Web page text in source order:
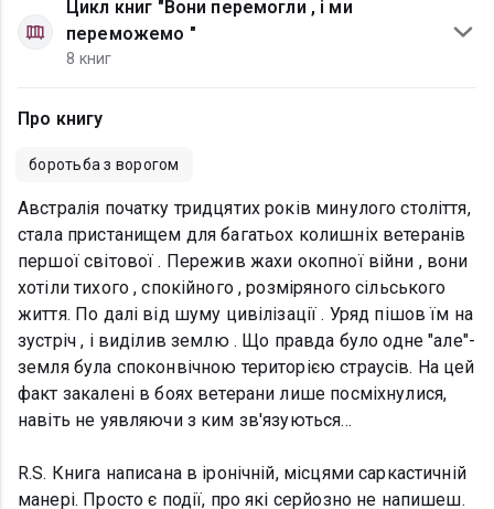
Цикл книг "Вони перемогли , i ми
переможемо "
8 книг
Про книгу
боротьба з ворогом
Австралія початку тридцятих років минулого століття,
стала пристанищем для багатьох колишніх ветеранів
першої світової . Пережив жахи окопної війни , вони
хотіли тихого , спокійного , розміряного сільського
життя. По далі від шуму цивілізації . Уряд пішов їм на
зустріч , i виділив землю . Що правда було одне "але"-
земля була споконвічною територією страусів. На цей
факт закалені в боях ветерани лише посміхнулися,
навіть не уявляючи з ким зв'язуються...
R.S. Книга написана в іронічній, місцями саркастичній
манері. Просто є події, про якi серйозно не напишеш.